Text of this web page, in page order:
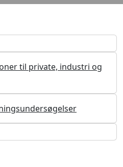
til private, industri og